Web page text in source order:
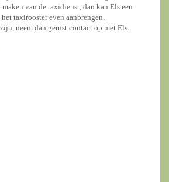
van de taxidienst, dan kan Els een
taxirooster even aanbrengen.
neem dan gerust contact op met Els.